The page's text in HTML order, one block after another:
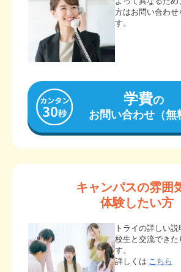
方はお問い合わせ
す。
学費の
お問い合わせ（無
キャンパスの雰囲
体験したい方
トライの詳しい
校生と交流でき
す。
詳しくは こちら